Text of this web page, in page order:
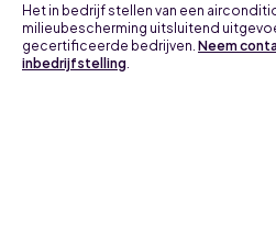
Het in bedrijf stellen van een
milieubescherming uitsluitend
gecertificeerde bedrijven. Neem
inbedrijfstelling